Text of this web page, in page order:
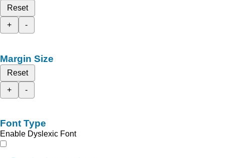
Reset
+
-
Margin Size
Reset
+
-
Font Type
Enable Dyslexic Font